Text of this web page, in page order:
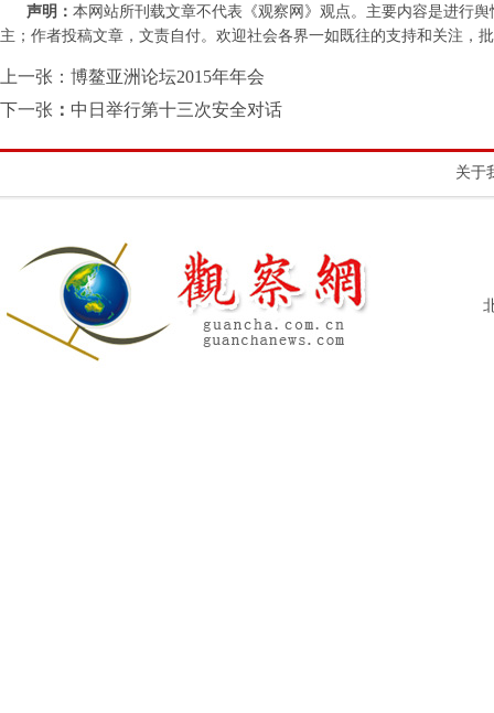
声明： 本网站所刊载文章不代表《观察网》观点。主要内容是进行
主；作者投稿文章，文责自付。欢迎社会各界一如既往的支持和关注，批
上一张： 博鳌亚洲论坛2015年年会
下一张 ： 中日举行第十三次安全对话
关于